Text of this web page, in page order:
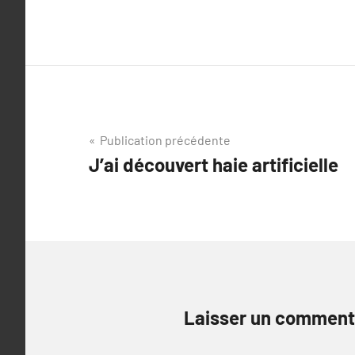
Navigation
de
Publication précédente
J’ai découvert haie artificielle
Laisser un